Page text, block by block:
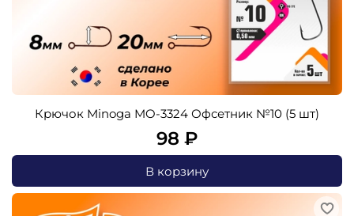
Крючок Minoga MO-3324 Офсетник №10 (5 шт)
98 ₽
В корзину